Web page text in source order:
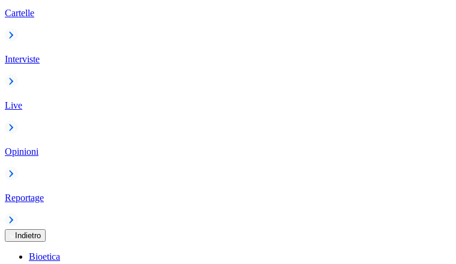
Cartelle
Interviste
Live
Opinioni
Reportage
Indietro
Bioetica